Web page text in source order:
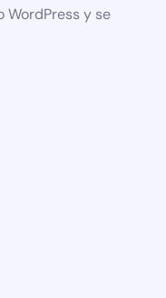
WordPress y se